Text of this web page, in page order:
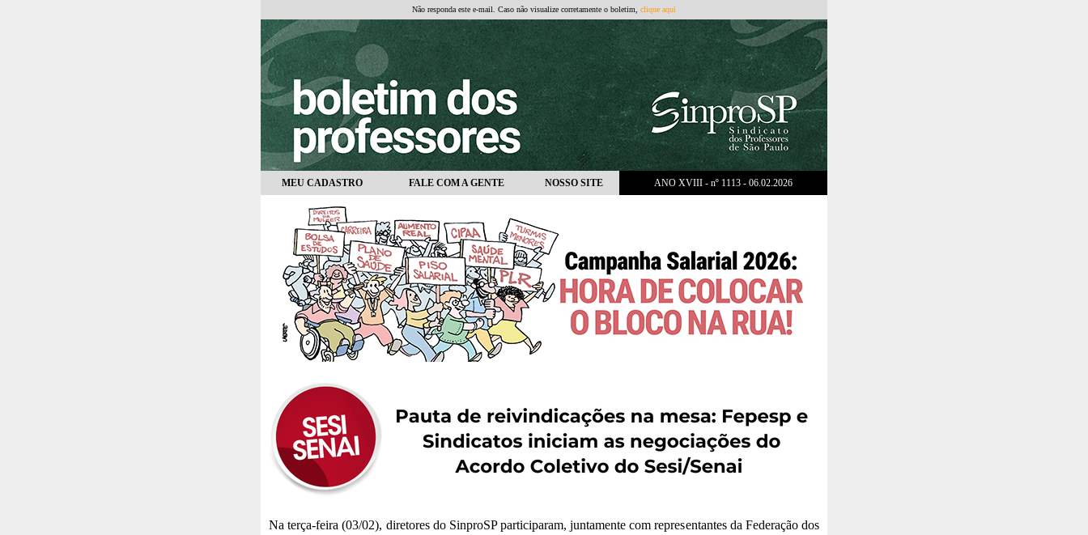
Não responda este e-mail. Caso não visualize corretamente o boletim, clique aqui
MEU CADASTRO FALE COM A GENTE NOSSO SITE ANO XVIII - nº 1113 - 06.02.2026
Na terça-feira (03/02), diretores do SinproSP participaram, juntamente com representantes da Federação dos